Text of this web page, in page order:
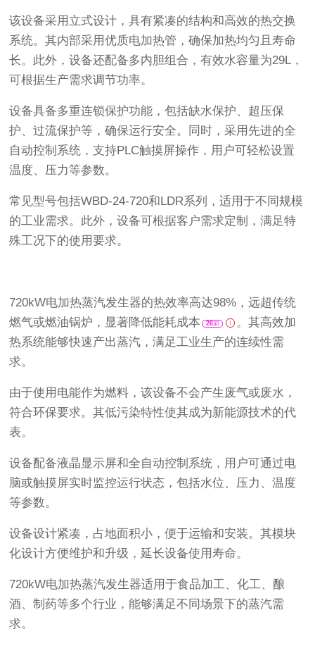
该设备采用立式设计，具有紧凑的结构和高效的热交换
系统。其内部采用优质电加热管，确保加热均匀且寿命
长。此外，设备还配备多内胆组合，有效水容量为29L，
可根据生产需求调节功率。
设备具备多重连锁保护功能，包括缺水保护、超压保
护、过流保护等，确保运行安全。同时，采用先进的全
自动控制系统，支持PLC触摸屏操作，用户可轻松设置
温度、压力等参数。
常见型号包括WBD-24-720和LDR系列，适用于不同规模
的工业需求。此外，设备可根据客户需求定制，满足特
殊工况下的使用要求。
720kW电加热蒸汽发生器的热效率高达98%，远超传统
燃气或燃油锅炉，显著降低能耗成本
26
。其高效加
热系统能够快速产出蒸汽，满足工业生产的连续性需
求。
由于使用电能作为燃料，该设备不会产生废气或废水，
符合环保要求。其低污染特性使其成为新能源技术的代
表。
设备配备液晶显示屏和全自动控制系统，用户可通过电
脑或触摸屏实时监控运行状态，包括水位、压力、温度
等参数。
设备设计紧凑，占地面积小，便于运输和安装。其模块
化设计方便维护和升级，延长设备使用寿命。
720kW电加热蒸汽发生器适用于食品加工、化工、酿
酒、制药等多个行业，能够满足不同场景下的蒸汽需
求。